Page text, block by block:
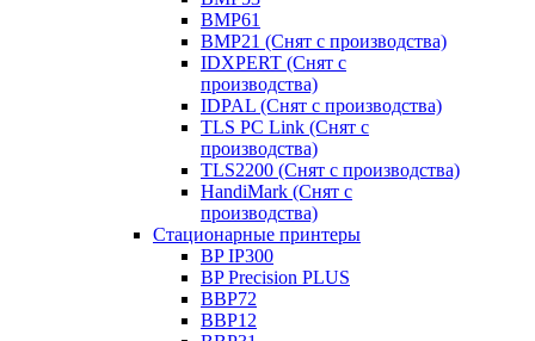
BMP61
BMP21 (Снят с производства)
IDXPERT (Снят с
производства)
IDPAL (Снят с производства)
TLS PC Link (Снят с
производства)
TLS2200 (Снят с производства)
HandiMark (Снят с
производства)
Стационарные принтеры
BP IP300
BP Precision PLUS
BBP72
BBP12